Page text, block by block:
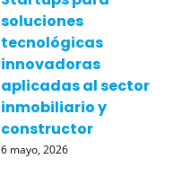
soluciones
tecnológicas
innovadoras
aplicadas al sector
inmobiliario y
constructor
6 mayo, 2026